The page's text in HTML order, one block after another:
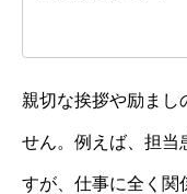
親切な挨拶や励まし
せん。例えば、担当
すが、仕事に全く関